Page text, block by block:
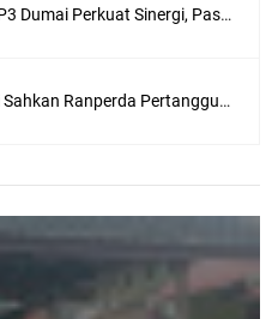
Bupati Asmar dan PLN UP3 Dumai Perkuat Sinergi, Pastikan Layanan Listrik Kepulauan Meranti Semakin Andal
DPRD Kepulauan Meranti Sahkan Ranperda Pertanggungjawaban APBD 2025, Pemkab Siap Tindaklanjuti 11 Rekomendasi Banggar